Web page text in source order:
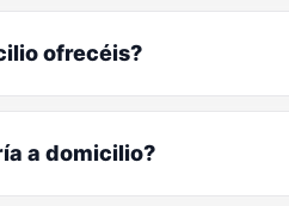
ofrecéis?
a domicilio?